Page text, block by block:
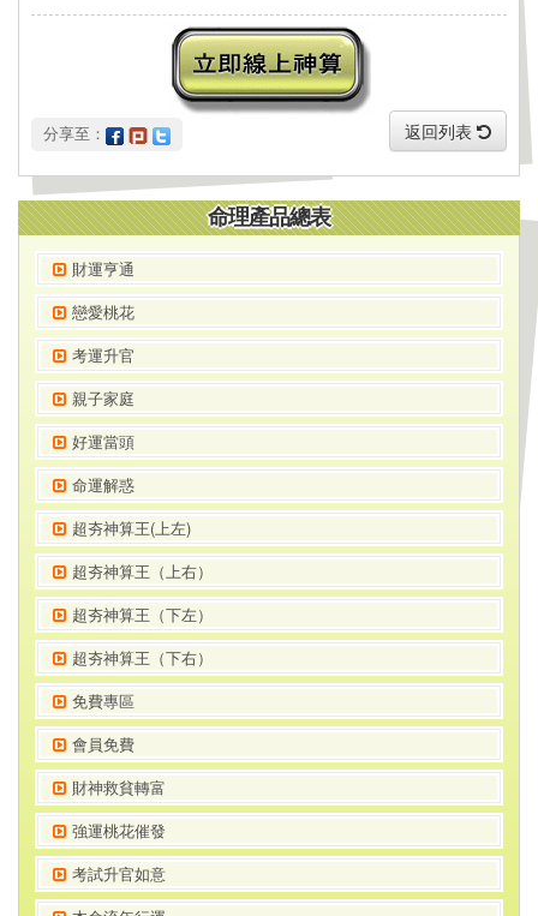
分享至： 返回列表
命理產品總表
財運亨通
戀愛桃花
考運升官
親子家庭
好運當頭
命運解惑
超夯神算王(上左)
超夯神算王（上右）
超夯神算王（下左）
超夯神算王（下右）
免費專區
會員免費
財神救貧轉富
強運桃花催發
考試升官如意